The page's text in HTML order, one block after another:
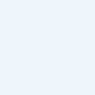
当社は事業運営上
す。この場合、個